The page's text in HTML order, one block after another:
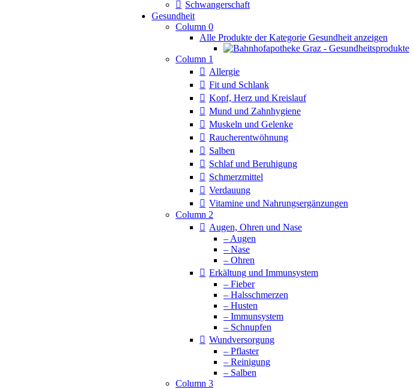
Schwangerschaft
Gesundheit
Column 0
Alle Produkte der Kategorie Gesundheit anzeigen
Column 1
Allergie
Fit und Schlank
Kopf, Herz und Kreislauf
Mund und Zahnhygiene
Muskeln und Gelenke
Raucherentwöhnung
Salben
Schlaf und Beruhigung
Schmerzmittel
Verdauung
Vitamine und Nahrungsergänzungen
Column 2
Augen, Ohren und Nase
– Augen
– Nase
– Ohren
Erkältung und Immunsystem
– Fieber
– Halsschmerzen
– Husten
– Immunsystem
– Schnupfen
Wundversorgung
– Pflaster
– Reinigung
– Salben
Column 3